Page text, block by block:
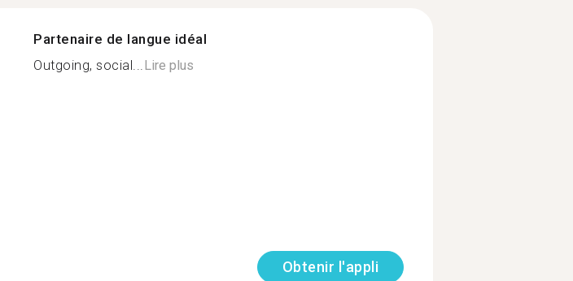
Partenaire de langue idéal
Outgoing, social...Lire plus
Obtenir l'appli